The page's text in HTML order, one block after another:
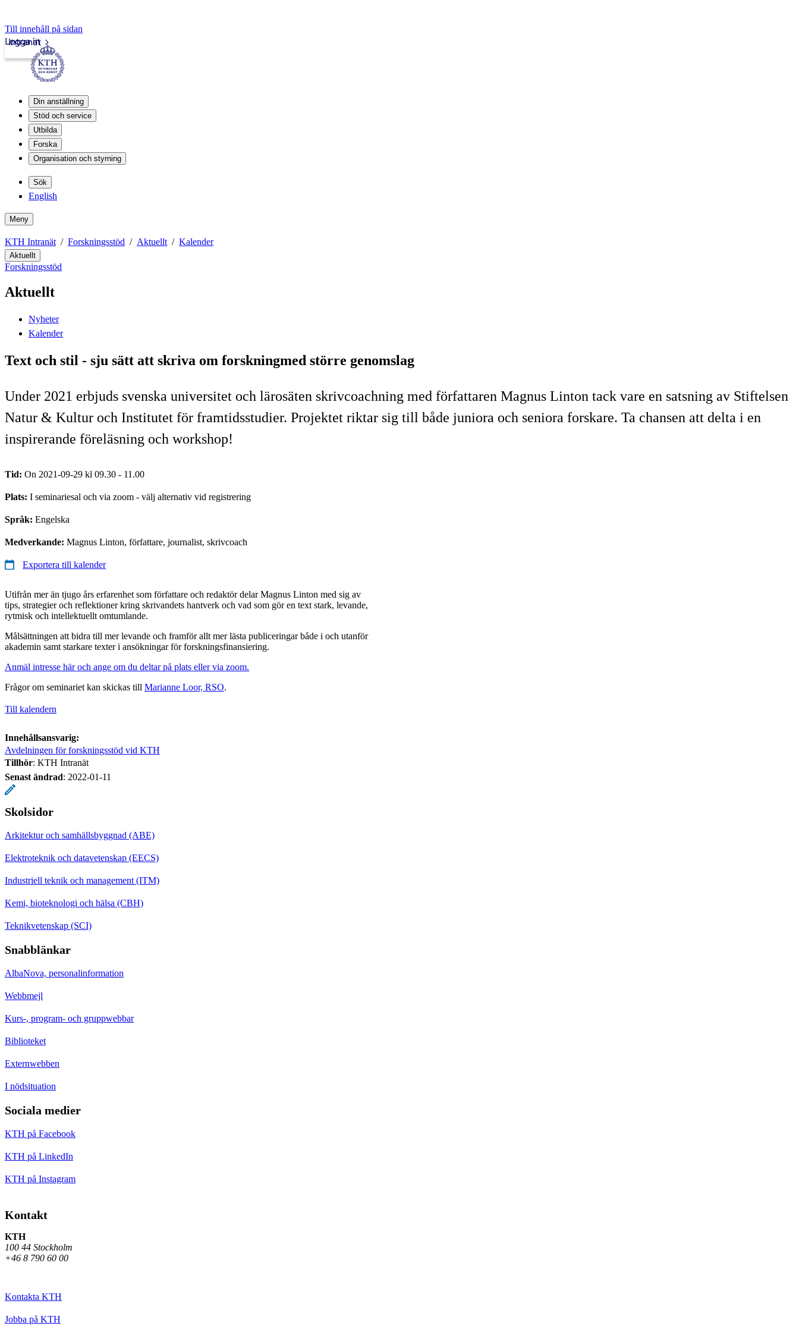
Till innehåll på sidan
Intranät
Logga in
Din anställning
Stöd och service
Utbilda
Forska
Organisation och styrning
Sök
English
Meny
KTH Intranät Forskningsstöd Aktuellt Kalender
Aktuellt
Forskningsstöd
Aktuellt
Nyheter
Kalender
Text och stil - sju sätt att skriva om forskningmed större genomslag
Under 2021 erbjuds svenska universitet och lärosäten skrivcoachning med författaren Magnus Linton tack vare en satsning av Stiftelsen
Natur & Kultur och Institutet för framtidsstudier. Projektet riktar sig till både juniora och seniora forskare. Ta chansen att delta i en
inspirerande föreläsning och workshop!
Tid: On 2021-09-29 kl 09.30 - 11.00
Plats: I seminariesal och via zoom - välj alternativ vid registrering
Språk: Engelska
Medverkande: Magnus Linton, författare, journalist, skrivcoach
Exportera till kalender
Utifrån mer än tjugo års erfarenhet som författare och redaktör delar Magnus Linton med sig av
tips, strategier och reflektioner kring skrivandets hantverk och vad som gör en text stark, levande,
rytmisk och intellektuellt omtumlande.
Målsättningen att bidra till mer levande och framför allt mer lästa publiceringar både i och utanför
akademin samt starkare texter i ansökningar för forskningsfinansiering.
Anmäl intresse här och ange om du deltar på plats eller via zoom.
Frågor om seminariet kan skickas till Marianne Loor, RSO.
Till kalendern
Innehållsansvarig:
Avdelningen för forskningsstöd vid KTH
Tillhör: KTH Intranät
Senast ändrad: 2022-01-11
Skolsidor
Arkitektur och samhällsbyggnad (ABE)
Elektroteknik och datavetenskap (EECS)
Industriell teknik och management (ITM)
Kemi, bioteknologi och hälsa (CBH)
Teknikvetenskap (SCI)
Snabblänkar
AlbaNova, personalinformation
Webbmejl
Kurs-, program- och gruppwebbar
Biblioteket
Externwebben
I nödsituation
Sociala medier
KTH på Facebook
KTH på LinkedIn
KTH på Instagram
Kontakt
KTH
100 44 Stockholm
+46 8 790 60 00
Kontakta KTH
Jobba på KTH